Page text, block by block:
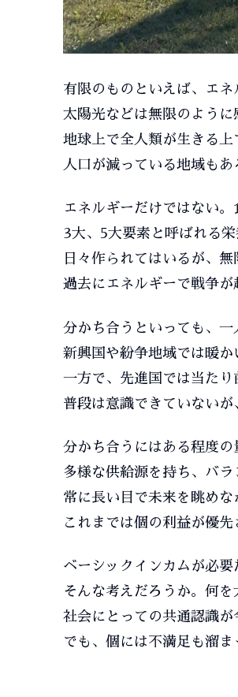
有限のものといえば、エネ
太陽光などは無限のように
地球上で全人類が生きる上
人口が減っている地域も
エネルギーだけではない
3大、5大要素と呼ばれる
日々作られてはいるが、
過去にエネルギーで戦争が
分かち合うといっても、一
新興国や紛争地域では暖か
一方で、先進国では当たり
普段は意識できていないが
分かち合うにはある程度の
多様な供給源を持ち、バラ
常に長い目で未来を眺めな
これまでは個の利益が優
ベーシックインカムが必要
そんな考えだろうか。何
社会にとっての共通認識が
でも、個には不満足も溜